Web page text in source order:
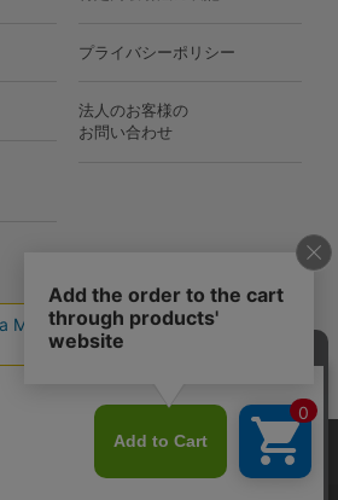
プライバシーポリシー
法人のお客様の
お問い合わせ
Rights Reserved.
おける閲覧履歴・属性情報などの取得およ
ー（Cookie）を使用いたします。詳細に
シー